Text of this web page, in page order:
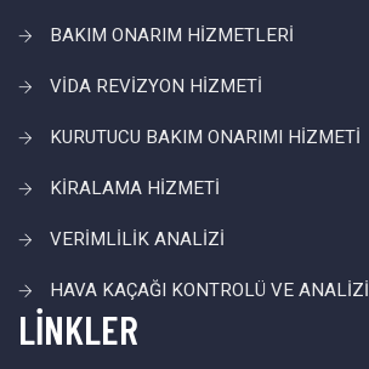
BAKIM ONARIM HİZMETLERİ
VİDA REVİZYON HİZMETİ
KURUTUCU BAKIM ONARIMI HİZMETİ
KİRALAMA HİZMETİ
VERİMLİLİK ANALİZİ
HAVA KAÇAĞI KONTROLÜ VE ANALİZİ
LİNKLER